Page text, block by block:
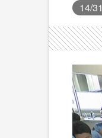
14/31